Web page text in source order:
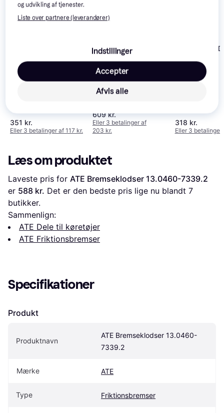
ATE Bremseskive
24.0112-0300.1
351 kr.
Eller 3 betalinger af 117 kr.
ATE Bremseskive
609 kr.
Eller 3 betalinger af
203 kr.
Bosch Brake
318 kr.
Eller 3 betalinger
Læs om produktet
Laveste pris for ATE Bremseklodser 13.0460-7339.2
er 588 kr. Det er den bedste pris lige nu blandt 7
butikker.
Sammenlign:
ATE Dele til køretøjer
ATE Friktionsbremser
Specifikationer
Produkt
Produktnavn
ATE Bremseklodser 13.0460-
7339.2
Mærke ATE
Type Friktionsbremser
og udvikling af tjenester.
Liste over partnere (leverandører)
Indstillinger
Afvis alle
Accepter